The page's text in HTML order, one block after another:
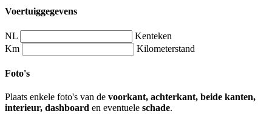
Voertuiggegevens
NL
Kenteken
Km
Kilometerstand
Foto's
Plaats enkele foto's van de voorkant, achterkant, beide kanten,
interieur, dashboard en eventuele schade.